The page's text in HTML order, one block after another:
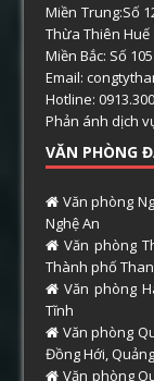
Miền Trung:Số
Thừa Thiên Huế
Miền Bắc: Số
Email:
Hotline:
Phản ánh dịch
VĂN PHÒNG
Văn phòng
Nghệ An
Văn phòng
Thành phố
Văn phòng
Tĩnh
Văn phòng
Đồng Hới,
Văn phòng